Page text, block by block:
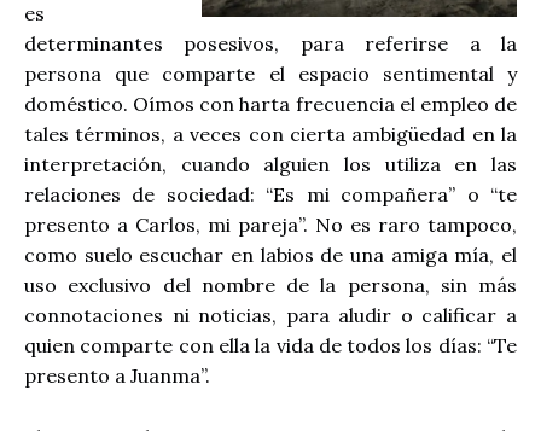
es
determinantes posesivos, para referirse a la
persona que comparte el espacio sentimental y
doméstico. Oímos con harta frecuencia el empleo de
tales términos, a veces con cierta ambigüedad en la
interpretación, cuando alguien los utiliza en las
relaciones de sociedad: “Es mi compañera” o “te
presento a Carlos, mi pareja”. No es raro tampoco,
como suelo escuchar en labios de una amiga mía, el
uso exclusivo del nombre de la persona, sin más
connotaciones ni noticias, para aludir o calificar a
quien comparte con ella la vida de todos los días: “Te
presento a Juanma”.